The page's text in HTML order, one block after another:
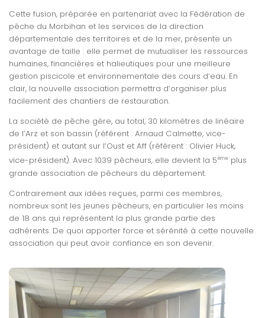
Cette fusion, préparée en partenariat avec la Fédération de
pêche du Morbihan et les services de la direction
départementale des territoires et de la mer, présente un
avantage de taille : elle permet de mutualiser les ressources
humaines, financières et halieutiques pour une meilleure
gestion piscicole et environnementale des cours d’eau. En
clair, la nouvelle association permettra d’organiser plus
facilement des chantiers de restauration.
La société de pêche gère, au total, 30 kilomètres de linéaire
de l’Arz et son bassin (référent : Arnaud Calmette, vice-
président) et autant sur l’Oust et Aff (référent : Olivier Huck,
vice-président). Avec 1039 pêcheurs, elle devient la 5ème plus
grande association de pêcheurs du département.
Contrairement aux idées reçues, parmi ces membres,
nombreux sont les jeunes pêcheurs, en particulier les moins
de 18 ans qui représentent la plus grande partie des
adhérents. De quoi apporter force et sérénité à cette nouvelle
association qui peut avoir confiance en son devenir.